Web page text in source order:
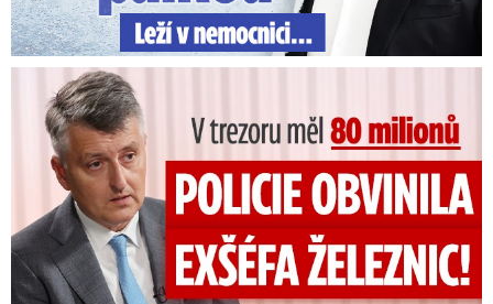
V trezoru měl 80 milionů: Policie obvinila exšéfa železnic!